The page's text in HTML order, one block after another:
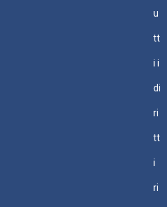
u
tt
i i
di
ri
tt
i
ri